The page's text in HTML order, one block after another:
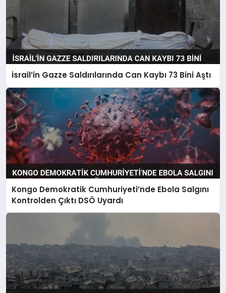
İsrail’in Gazze Saldırılarında Can Kaybı 73 Bini Aştı
Kongo Demokratik Cumhuriyeti’nde Ebola Salgını
Kontrolden Çıktı DSÖ Uyardı